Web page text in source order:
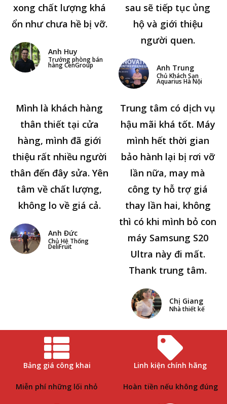
xong chất lượng khá
ổn như chưa hề bị vỡ.
Anh Huy
Trưởng phòng bán
hàng CenGroup
sau sẽ tiếp tục ủng
hộ và giới thiệu
người quen.
Anh Trung
Chủ Khách Sạn
Aquarius Hà Nội
Mình là khách hàng
thân thiết tại cửa
hàng, mình đã giới
thiệu rất nhiều người
thân đến đây sửa. Yên
tâm về chất lượng,
không lo về giá cả.
Anh Đức
Chủ Hệ Thống
DeliFruit
Trung tâm có dịch vụ
hậu mãi khá tốt. Máy
mình hết thời gian
bảo hành lại bị rơi vỡ
lần nữa, may mà
công ty hỗ trợ giá
thay lần hai, không
thì có khi mình bỏ con
máy Samsung S20
Ultra này đi mất.
Thank trung tâm.
Chị Giang
Nhà thiết kế
Bảng giá công khai
Miễn phí những lối nhỏ
Linh kiện chính hãng
Hoàn tiền nếu không đúng